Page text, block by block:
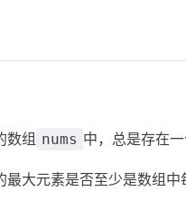
数组 nums 中，总是存在一
最大元素是否至少是数组中